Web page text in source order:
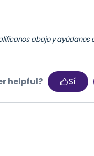
abajo y ayúdanos
helpful? Sí